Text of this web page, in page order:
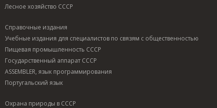
Лесное хозяйство СССР
Справочные издания
Учебные издания для специалистов по связям с общественностью
Пищевая промышленность СССР
Государственный аппарат СССР
ASSEMBLER, язык программирования
Португальский язык
Охрана природы в СССР